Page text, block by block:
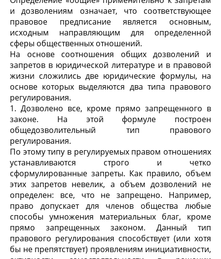
и дозволениям означает, что соответствующее
правовое предписание является основным,
исходным направляющим для определенной
сферы общественных отношений.
На основе соотношения общих дозволений и
запретов в юридической литературе и в правовой
жизни сложились две юридические формулы, на
основе которых выделяются два типа правового
регулирования.
1. Дозволено все, кроме прямо запрещенного в
законе. На этой формуле построен
общедозволительный тип правового
регулирования.
По этому типу в регулируемых правом отношениях
устанавливаются строго и четко
сформулированные запреты. Как правило, объем
этих запретов невелик, а объем дозволений не
определен: все, что не запрещено. Например,
право допускает для членов общества любые
способы умножения материальных благ, кроме
прямо запрещенных законом. Данный тип
правового регулирования способствует (или хотя
бы не препятствует) проявлениям инициативности,